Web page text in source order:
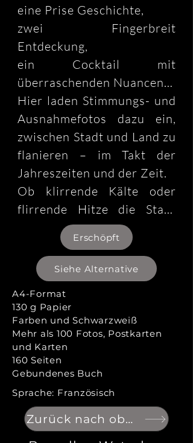
eine Prise Geschichte,
zwei Fingerbreit
Entdeckung,
ein Cocktail mit
überraschenden Nuancen…
Hier laden Stimmungs- und
Ausnahmefotos dazu ein,
zwischen Stadt und Land zu
flanieren – im Takt der
Jahreszeiten und der Zeit.
Ob klirrende Kälte oder
flirrende Hitze die Stadt
gefangen hält, die Reise
führt uns von Brüssel nach
Braine-l’Alleud entlang der
gesamten Chaussée de
Waterloo, mit schönen
Entdeckungen in Saint-
Gilles, Uccle, Rhode-Saint-
Genèse, Waterloo und
Mont-Saint-Jean. Danach
geht es weiter von Braine-
l’Alleud nach Wavre, mit
einem schrittweisen Blick
Erschöpft
Siehe Alternative
A4-Format
130 g Papier
Farben und Schwarzweiß
Mehr als 100 Fotos, Postkarten
und Karten
160 Seiten
Gebundenes Buch
Sprache: Französisch
Zurück nach oben